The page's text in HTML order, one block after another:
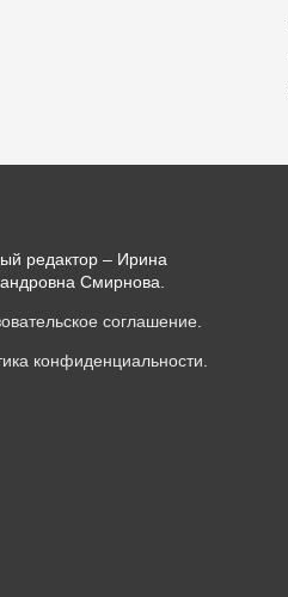
редактор – Ирина
Смирнова.
соглашение
конфиденциальности